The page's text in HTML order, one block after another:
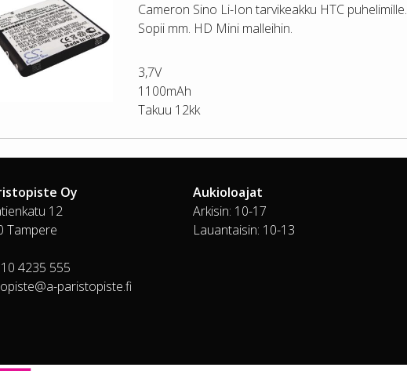
Cameron Sino Li-Ion tarvikeakku HTC puhelimille.
Sopii mm. HD Mini malleihin.
3,7V
1100mAh
Takuu 12kk
Oy
12
Tampere
4235 555
paristopiste.fi
Aukioloajat
Arkisin: 10-17
Lauantaisin: 10-13